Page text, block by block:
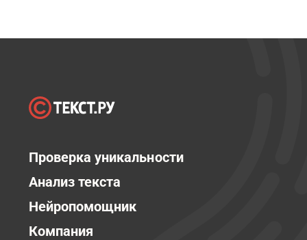
Проверка уникальности
Анализ текста
Нейропомощник
Компания